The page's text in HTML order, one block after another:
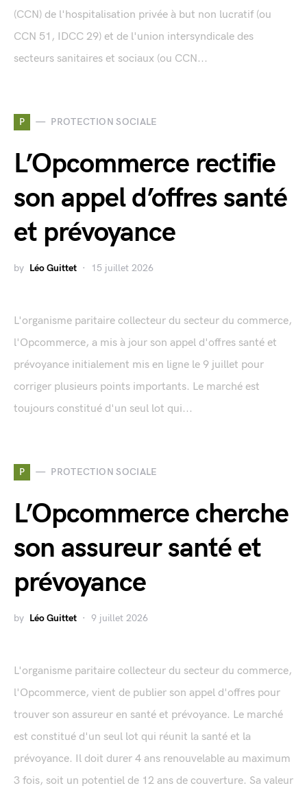
(CCN) de l'hospitalisation privée à but non lucratif (ou
CCN 51, IDCC 29) et de l'union intersyndicale des
secteurs sanitaires et sociaux (ou CCN...
P PROTECTION SOCIALE
L’Opcommerce rectifie
son appel d’offres santé
et prévoyance
by Léo Guittet 15 juillet 2026
L'organisme paritaire collecteur du secteur du commerce,
l'Opcommerce, a mis à jour son appel d'offres santé et
prévoyance initialement mis en ligne le 9 juillet pour
corriger plusieurs points importants. Le marché est
toujours constitué d'un seul lot qui...
P PROTECTION SOCIALE
L’Opcommerce cherche
son assureur santé et
prévoyance
by Léo Guittet 9 juillet 2026
L'organisme paritaire collecteur du secteur du commerce,
l'Opcommerce, vient de publier son appel d'offres pour
trouver son assureur en santé et prévoyance. Le marché
est constitué d'un seul lot qui réunit la santé et la
prévoyance. Il doit durer 4 ans renouvelable au maximum
3 fois, soit un potentiel de 12 ans de couverture. Sa valeur